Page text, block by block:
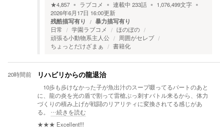
★4,857 ラブコメ 連載中 233話 1,076,499文字
2026年6月17日 16:00更新
残酷描写有り 暴力描写有り
日常 学園ラブコメ
ほのぼの
頑張る小動物系主人公
周囲がセレブ
ちょっとだけざまぁ
書籍化
20時間前 リハビリからの龍退治
10歩も歩けなかった子が魚出汁のスープ啜ってるパートのあと
に、龍の炎を光の盾で割って雷槍ぶっ刺すバトル来るから、体力
づくりの積み上げが戦闘のリアリティに変換されてる感じがあ
る。 …続きを読む
★★★ Excellent!!!